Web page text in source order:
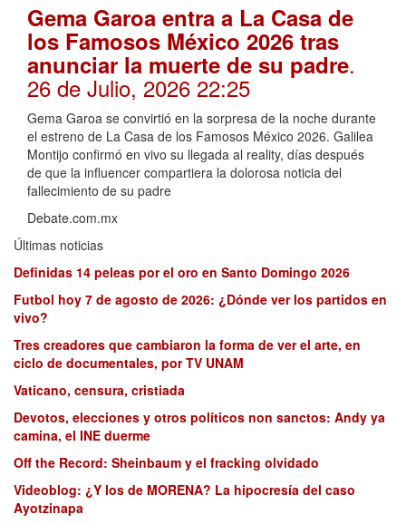
Gema Garoa entra a La Casa de
los Famosos México 2026 tras
anunciar la muerte de su padre.
26 de Julio, 2026 22:25
Gema Garoa se convirtió en la sorpresa de la noche durante
el estreno de La Casa de los Famosos México 2026. Galilea
Montijo confirmó en vivo su llegada al reality, días después
de que la influencer compartiera la dolorosa noticia del
fallecimiento de su padre
Debate.com.mx
Últimas noticias
Definidas 14 peleas por el oro en Santo Domingo 2026
Futbol hoy 7 de agosto de 2026: ¿Dónde ver los partidos en
vivo?
Tres creadores que cambiaron la forma de ver el arte, en
ciclo de documentales, por TV UNAM
Vaticano, censura, cristiada
Devotos, elecciones y otros políticos non sanctos: Andy ya
camina, el INE duerme
Off the Record: Sheinbaum y el fracking olvidado
Videoblog: ¿Y los de MORENA? La hipocresía del caso
Ayotzinapa